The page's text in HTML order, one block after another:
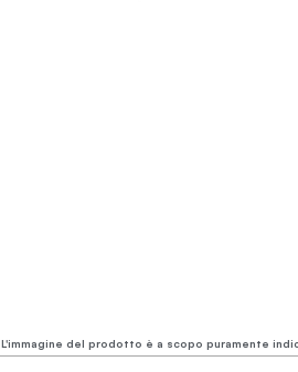
L'immagine del prodotto è a scopo puramente